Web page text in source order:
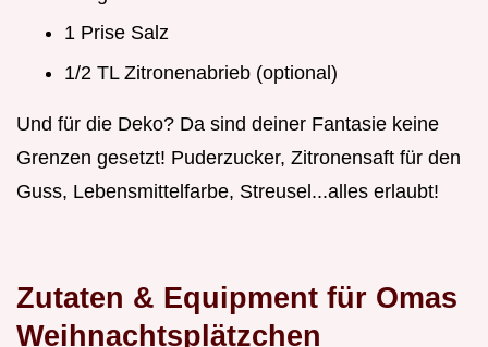
1 Prise Salz
1/2 TL Zitronenabrieb (optional)
Und für die Deko? Da sind deiner Fantasie keine
Grenzen gesetzt! Puderzucker, Zitronensaft für den
Guss, Lebensmittelfarbe, Streusel...alles erlaubt!
Zutaten & Equipment für Omas
Weihnachtsplätzchen